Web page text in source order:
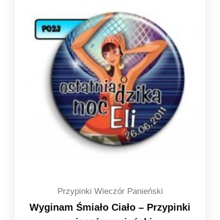
Przypinki Wieczór Panieński
Wyginam Śmiało Ciało – Przypinki